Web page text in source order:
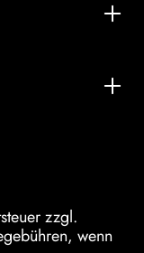
zzgl.
wenn